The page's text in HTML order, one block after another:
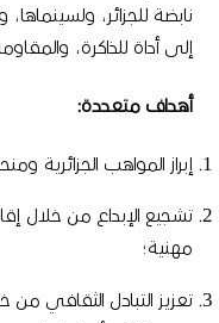
نابضة للجزائر، ولسينماها،
إلى أداة للذاكرة،
أهداف متعددة:
إبراز المواهب الجزائرية
تشجيع الإبداع من خلال
مهنية؛
تعزيز التبادل الثقافي